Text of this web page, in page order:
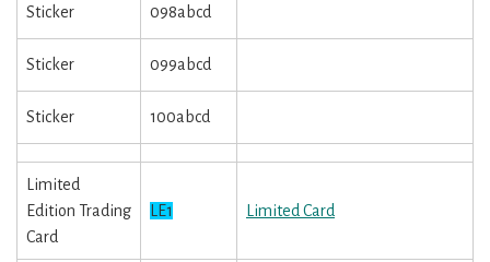
Sticker 098abcd
Sticker 099abcd
Sticker 100abcd
Limited
Edition Trading
Card
LE1 Limited Card